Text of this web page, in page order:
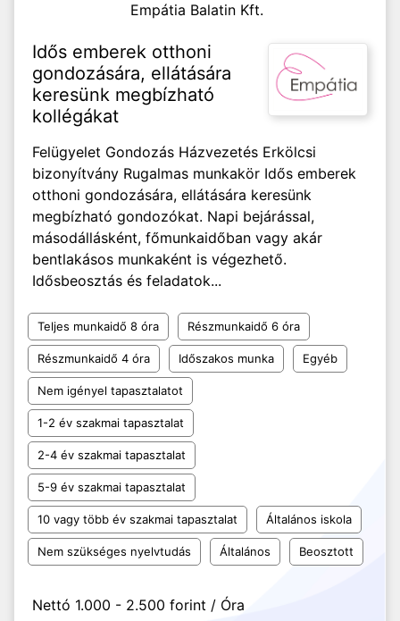
Empátia Balatin Kft.
Idős emberek otthoni
gondozására, ellátására
keresünk megbízható
kollégákat
Felügyelet Gondozás Házvezetés Erkölcsi
bizonyítvány Rugalmas munkakör Idős emberek
otthoni gondozására, ellátására keresünk
megbízható gondozókat. Napi bejárással,
másodállásként, főmunkaidőban vagy akár
bentlakásos munkaként is végezhető.
Idősbeosztás és feladatok...
Teljes munkaidő 8 óra Részmunkaidő 6 óra
Részmunkaidő 4 óra Időszakos munka Egyéb
Nem igényel tapasztalatot
1-2 év szakmai tapasztalat
2-4 év szakmai tapasztalat
5-9 év szakmai tapasztalat
10 vagy több év szakmai tapasztalat Általános iskola
Nem szükséges nyelvtudás Általános Beosztott
Nettó 1.000 - 2.500 forint / Óra